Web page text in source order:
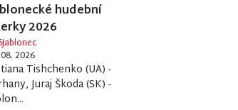
hudební
2026
2026
Tishchenko (UA) -
Juraj Škoda (SK) -